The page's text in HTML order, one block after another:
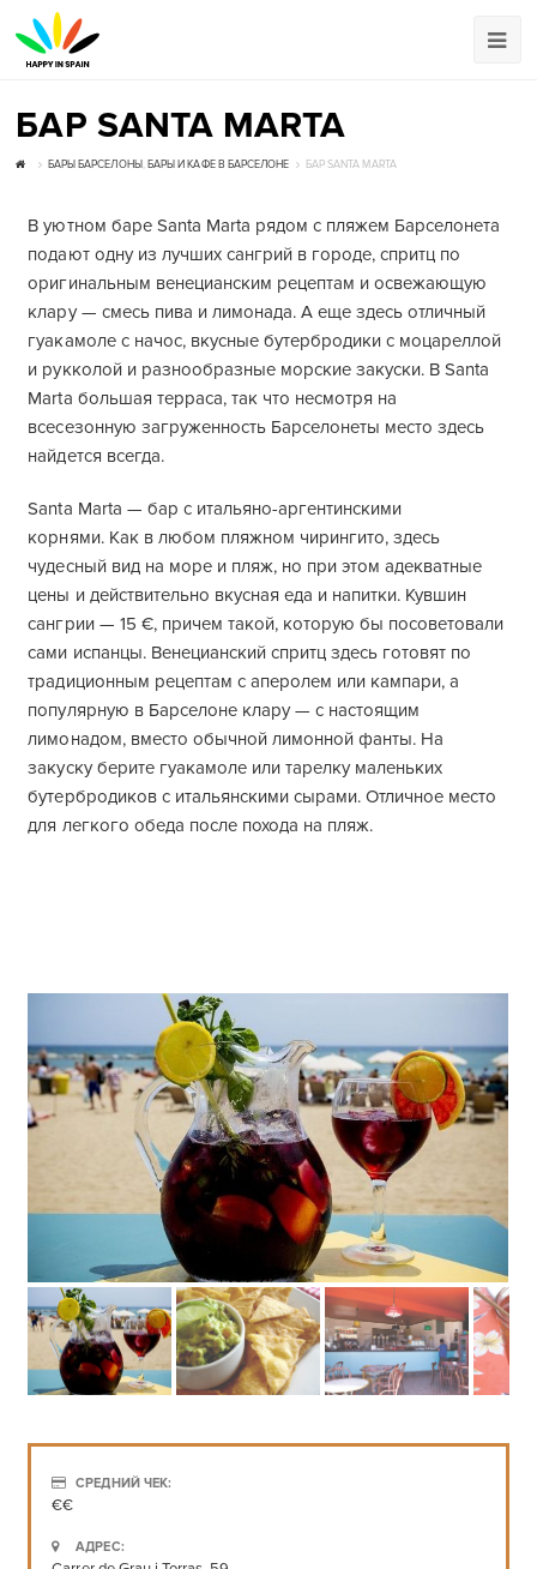
БАР SANTA MARTA
БАРЫ БАРСЕЛОНЫ , БАРЫ И КАФЕ В БАРСЕЛОНЕ БАР SANTA MARTA
В уютном баре Santa Marta рядом с пляжем Барселонета
подают одну из лучших сангрий в городе, спритц по
оригинальным венецианским рецептам и освежающую
клару — смесь пива и лимонада. А еще здесь отличный
гуакамоле с начос, вкусные бутербродики с моцареллой
и рукколой и разнообразные морские закуски. В Santa
Marta большая терраса, так что несмотря на
всесезонную загруженность Барселонеты место здесь
найдется всегда.
Santa Marta — бар с итальяно-аргентинскими
корнями. Как в любом пляжном чирингито, здесь
чудесный вид на море и пляж, но при этом адекватные
цены и действительно вкусная еда и напитки. Кувшин
сангрии — 15 €, причем такой, которую бы посоветовали
сами испанцы. Венецианский спритц здесь готовят по
традиционным рецептам с аперолем или кампари, а
популярную в Барселоне клару — с настоящим
лимонадом, вместо обычной лимонной фанты. На
закуску берите гуакамоле или тарелку маленьких
бутербродиков с итальянскими сырами. Отличное место
для легкого обеда после похода на пляж.
€€